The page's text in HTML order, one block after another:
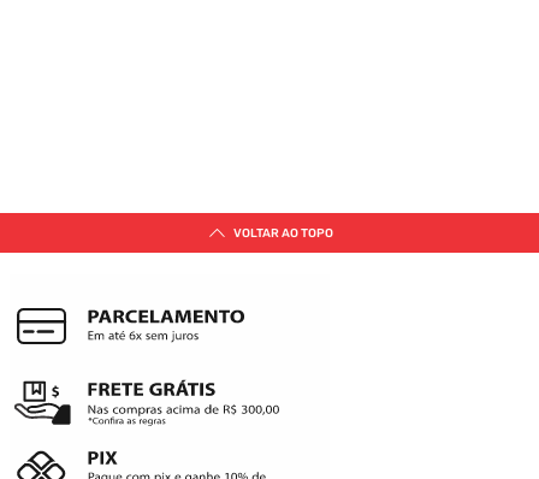
VOLTAR AO TOPO